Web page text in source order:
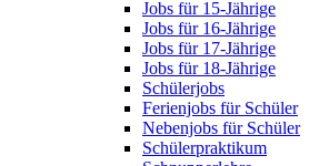
Jobs für 15-Jährige
Jobs für 16-Jährige
Jobs für 17-Jährige
Jobs für 18-Jährige
Schülerjobs
Ferienjobs für Schüler
Nebenjobs für Schüler
Schülerpraktikum